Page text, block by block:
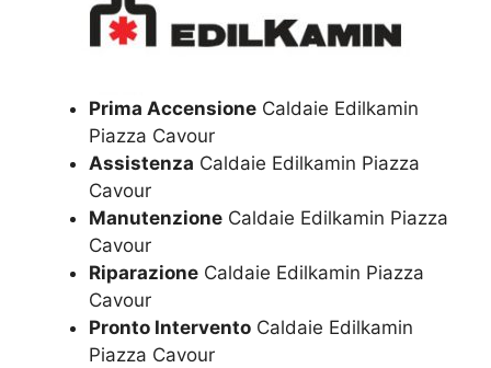
Prima Accensione Caldaie Edilkamin
Piazza Cavour
Assistenza Caldaie Edilkamin Piazza
Cavour
Manutenzione Caldaie Edilkamin Piazza
Cavour
Riparazione Caldaie Edilkamin Piazza
Cavour
Pronto Intervento Caldaie Edilkamin
Piazza Cavour